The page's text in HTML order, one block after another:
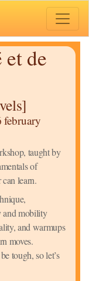
de
february
taught by
of
learn.
and mobility
and warmups
moves.
tough, so let’s